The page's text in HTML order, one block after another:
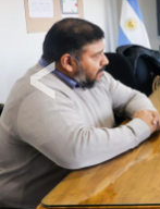
‹